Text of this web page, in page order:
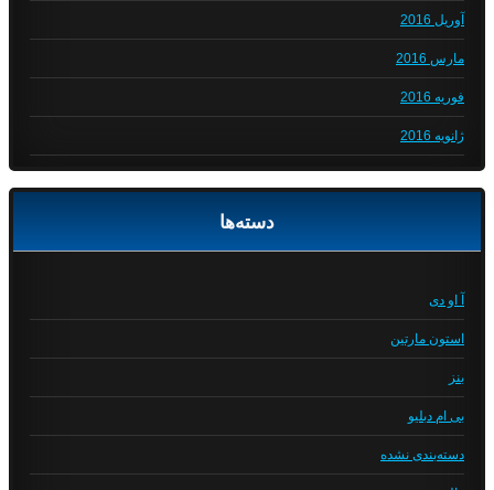
آوریل 2016
مارس 2016
فوریه 2016
ژانویه 2016
دسته‌ها
آ او دی
استون مارتین
بنز
بی ام دبلیو
دسته‌بندی نشده